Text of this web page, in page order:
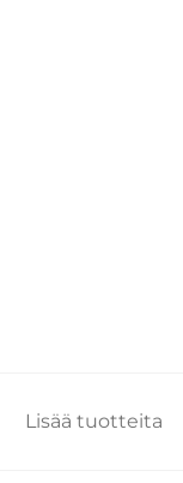
Lisää tuotteita